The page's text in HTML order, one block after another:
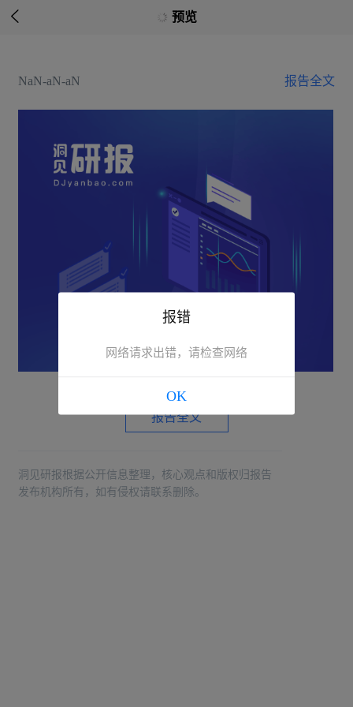
 预览
NaN-aN-aN 报告全文
报告全文
洞见研报根据公开信息整理，核心观点和版权归报告
发布机构所有，如有侵权请联系删除。
报错
网络请求出错，请检查网络
OK